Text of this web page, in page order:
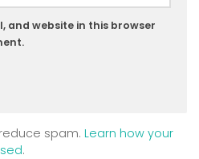
and website in this browser
spam. Learn how your
.